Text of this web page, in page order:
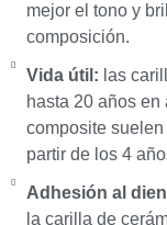
mejor el tono y
composición.
Vida útil: las
hasta 20 años
composite
partir de los 4
Adhesión al
la carilla de